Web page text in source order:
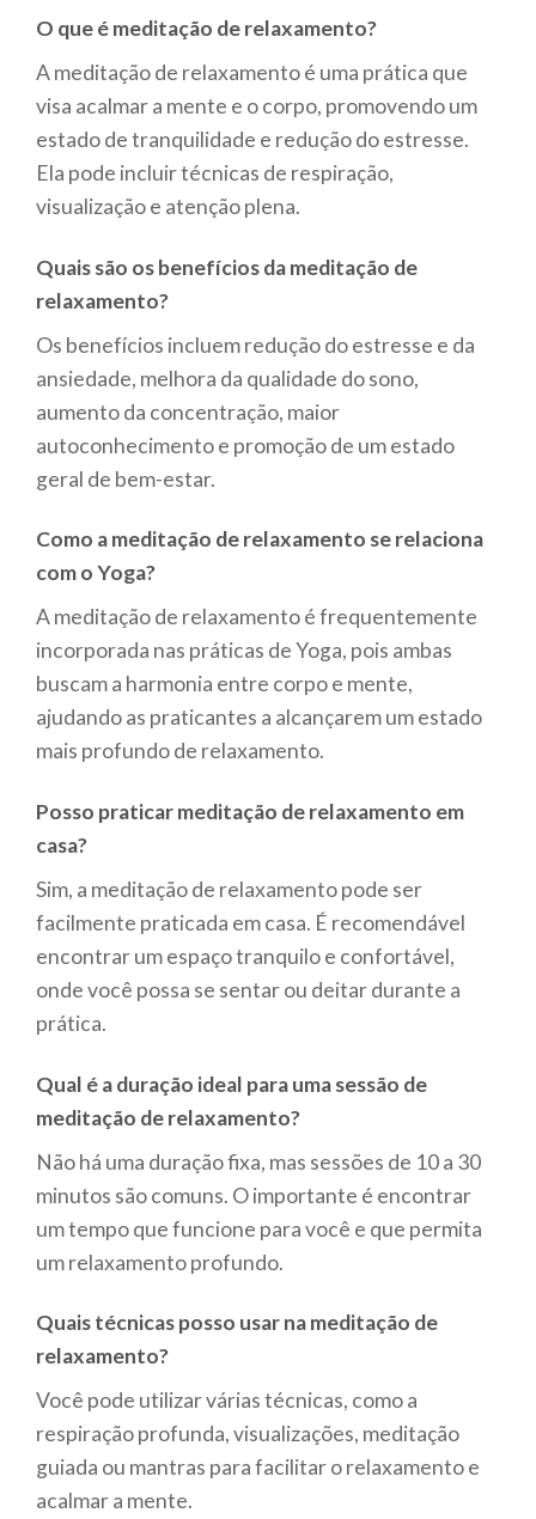
O que é meditação de relaxamento?
A meditação de relaxamento é uma prática que
visa acalmar a mente e o corpo, promovendo um
estado de tranquilidade e redução do estresse.
Ela pode incluir técnicas de respiração,
visualização e atenção plena.
Quais são os benefícios da meditação de
relaxamento?
Os benefícios incluem redução do estresse e da
ansiedade, melhora da qualidade do sono,
aumento da concentração, maior
autoconhecimento e promoção de um estado
geral de bem-estar.
Como a meditação de relaxamento se relaciona
com o Yoga?
A meditação de relaxamento é frequentemente
incorporada nas práticas de Yoga, pois ambas
buscam a harmonia entre corpo e mente,
ajudando as praticantes a alcançarem um estado
mais profundo de relaxamento.
Posso praticar meditação de relaxamento em
casa?
Sim, a meditação de relaxamento pode ser
facilmente praticada em casa. É recomendável
encontrar um espaço tranquilo e confortável,
onde você possa se sentar ou deitar durante a
prática.
Qual é a duração ideal para uma sessão de
meditação de relaxamento?
Não há uma duração fixa, mas sessões de 10 a 30
minutos são comuns. O importante é encontrar
um tempo que funcione para você e que permita
um relaxamento profundo.
Quais técnicas posso usar na meditação de
relaxamento?
Você pode utilizar várias técnicas, como a
respiração profunda, visualizações, meditação
guiada ou mantras para facilitar o relaxamento e
acalmar a mente.